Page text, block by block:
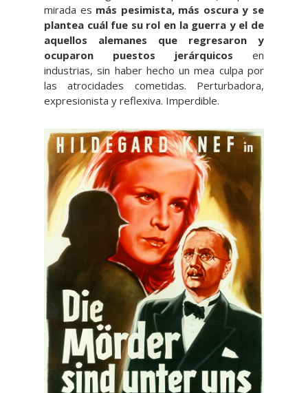
mirada es más pesimista, más oscura y se
plantea cuál fue su rol en la guerra y el de
aquellos alemanes que regresaron y
ocuparon puestos jerárquicos en
industrias, sin haber hecho un mea culpa por
las atrocidades cometidas. Perturbadora,
expresionista y reflexiva. Imperdible.